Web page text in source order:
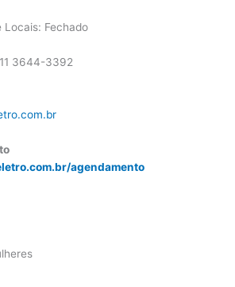
Locais: Fechado
11 3644-3392
agendamento